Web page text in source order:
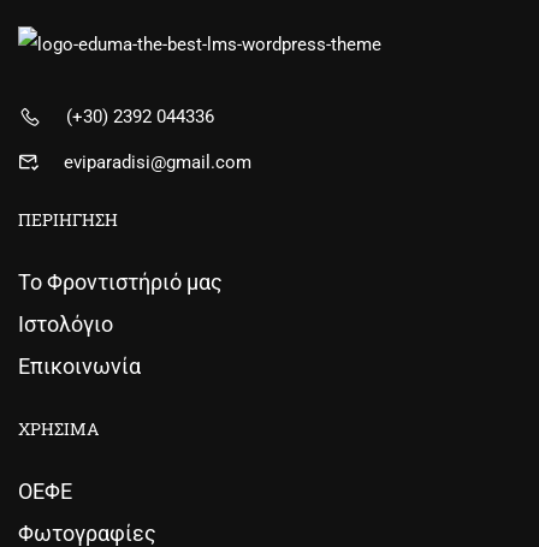
(+30) 2392 044336
eviparadisi@gmail.com
ΠΕΡΙΗΓΗΣΗ
Το Φροντιστήριό μας
Ιστολόγιο
Επικοινωνία
ΧΡΗΣΙΜΑ
ΟΕΦΕ
Φωτογραφίες